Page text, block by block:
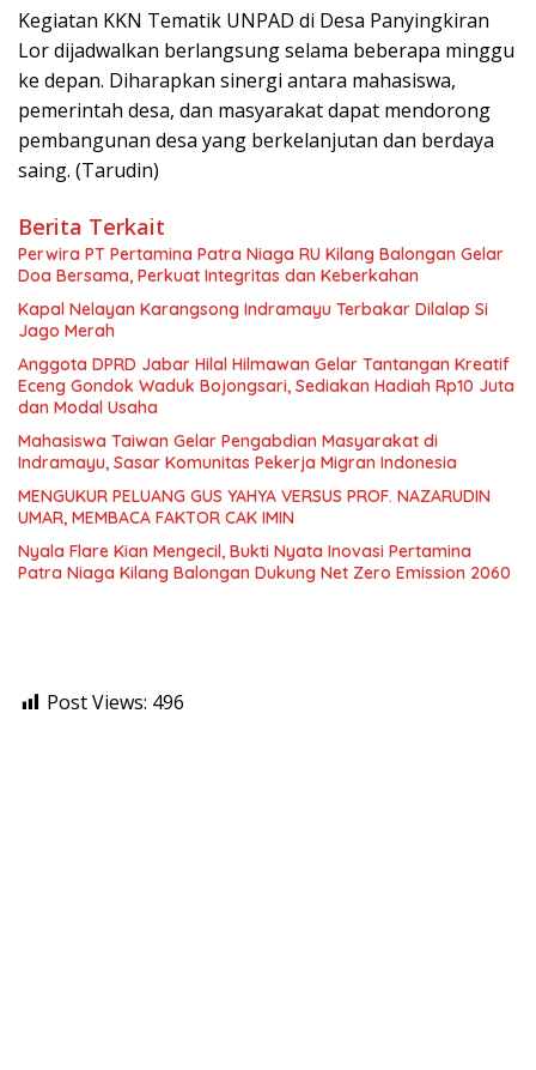
Kegiatan KKN Tematik UNPAD di Desa Panyingkiran
Lor dijadwalkan berlangsung selama beberapa minggu
ke depan. Diharapkan sinergi antara mahasiswa,
pemerintah desa, dan masyarakat dapat mendorong
pembangunan desa yang berkelanjutan dan berdaya
saing. (Tarudin)
Berita Terkait
Perwira PT Pertamina Patra Niaga RU Kilang Balongan Gelar
Doa Bersama, Perkuat Integritas dan Keberkahan
Kapal Nelayan Karangsong Indramayu Terbakar Dilalap Si
Jago Merah
Anggota DPRD Jabar Hilal Hilmawan Gelar Tantangan Kreatif
Eceng Gondok Waduk Bojongsari, Sediakan Hadiah Rp10 Juta
dan Modal Usaha
Mahasiswa Taiwan Gelar Pengabdian Masyarakat di
Indramayu, Sasar Komunitas Pekerja Migran Indonesia
MENGUKUR PELUANG GUS YAHYA VERSUS PROF. NAZARUDIN
UMAR, MEMBACA FAKTOR CAK IMIN
Nyala Flare Kian Mengecil, Bukti Nyata Inovasi Pertamina
Patra Niaga Kilang Balongan Dukung Net Zero Emission 2060
Post Views: 496